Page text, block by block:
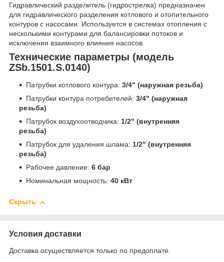
Гидравлический разделитель (гидрострелка) предназначен
для гидравлического разделения котлового и отопительного
контуров с насосами. Используется в системах отопления с
несколькими контурами для балансировки потоков и
исключения взаимного влияния насосов.
Технические параметры (модель
ZSb.1501.S.0140)
Патрубки котлового контура: 3/4" (наружная резьба)
Патрубки контура потребителей: 3/4" (наружная
резьба)
Патрубок воздухоотводчика: 1/2" (внутренняя
резьба)
Патрубок для удаления шлама: 1/2" (внутренняя
резьба)
Рабочее давление: 6 бар
Номинальная мощность: 40 кВт
Скрыть
Условия доставки
Доставка осуществляется только по предоплате.